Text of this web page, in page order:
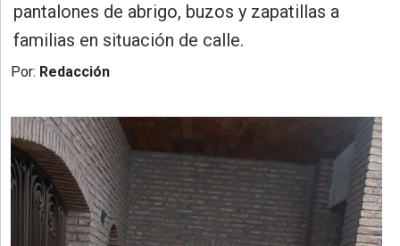
»
Educación
»
Sociedad
pantalones de abrigo, buzos y zapatillas a
familias en situación de calle.
Por: Redacción